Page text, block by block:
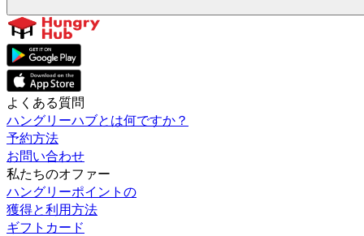
よくある質問
ハングリーハブとは何ですか？
予約方法
お問い合わせ
私たちのオファー
ハングリーポイントの
獲得と利用方法
ギフトカード